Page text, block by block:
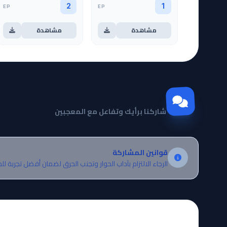
1
EP
مشاهدة
2
EP
مشاهدة
مجتمع Otanyuu
شاركنا برأيك وتفاعل مع المعجبين
قوانين المشاركة
الرجاء الالتزام بآداب الحوار وتجنب الحرق لضمان أفضل تجربة